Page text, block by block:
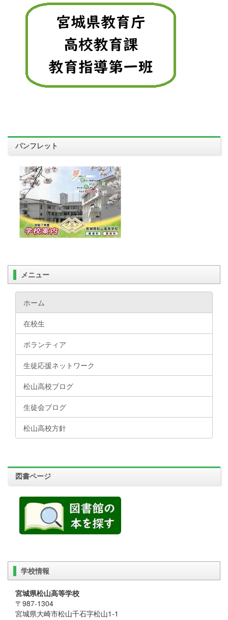
パンフレット
メニュー
ホーム
在校生
ボランティア
生徒応援ネットワーク
松山高校ブログ
生徒会ブログ
松山高校方針
図書ページ
学校情報
宮城県松山高等学校
〒987-1304
宮城県大崎市松山千石字松山1-1